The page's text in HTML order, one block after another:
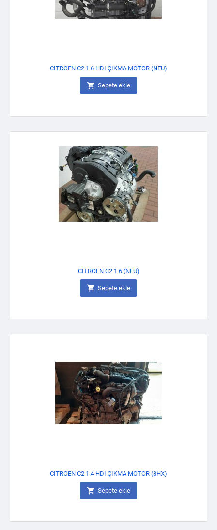
CITROEN C2 1.6 HDI ÇIKMA MOTOR (NFU)
 Sepete ekle
CITROEN C2 1.6 (NFU)
 Sepete ekle
CITROEN C2 1.4 HDI ÇIKMA MOTOR (8HX)
 Sepete ekle